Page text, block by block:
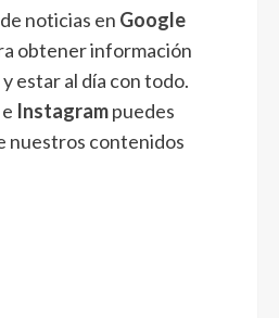
noticias en Google
obtener información
estar al día con todo.
e Instagrampuedes
nuestros contenidos